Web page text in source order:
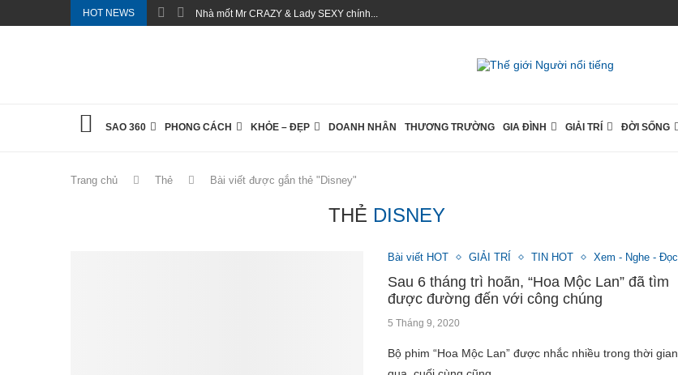
HOT NEWS Nhà mốt Mr CRAZY & Lady SEXY chính...
SAO 360 PHONG CÁCH KHỎE – ĐẸP DOANH NHÂN THƯƠNG TRƯỜNG GIA ĐÌNH GIẢI TRÍ ĐỜI SỐNG
Trang chủ Thẻ Bài viết được gắn thẻ "Disney"
THẺ DISNEY
Bài viết HOT GIẢI TRÍ TIN HOT Xem - Nghe - Đọc
Sau 6 tháng trì hoãn, “Hoa Mộc Lan” đã tìm
được đường đến với công chúng
5 Tháng 9, 2020
Bộ phim “Hoa Mộc Lan” được nhắc nhiều trong thời gian